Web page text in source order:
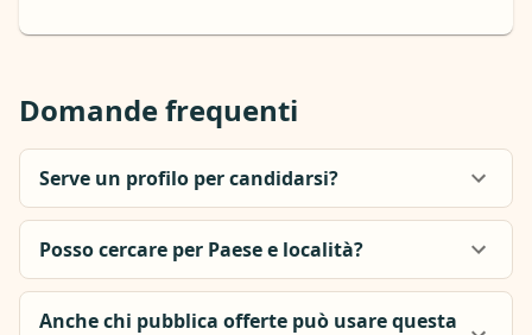
Domande frequenti
Serve un profilo per candidarsi?
Posso cercare per Paese e località?
Anche chi pubblica offerte può usare questa